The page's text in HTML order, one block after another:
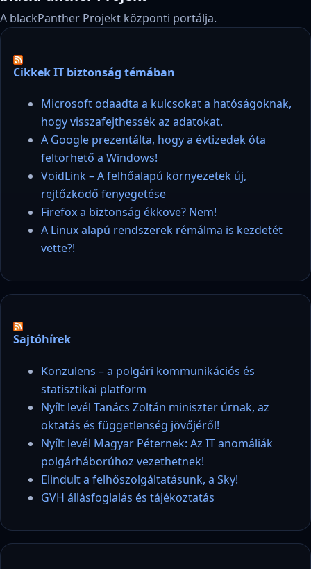
A blackPanther Projekt központi portálja.
Cikkek IT biztonság témában
Microsoft odaadta a kulcsokat a hatóságoknak,
hogy visszafejthessék az adatokat.
A Google prezentálta, hogy a évtizedek óta
feltörhető a Windows!
VoidLink – A felhőalapú környezetek új,
rejtőzködő fenyegetése
Firefox a biztonság ékköve? Nem!
A Linux alapú rendszerek rémálma is kezdetét
vette?!
Sajtóhírek
Konzulens – a polgári kommunikációs és
statisztikai platform
Nyílt levél Tanács Zoltán miniszter úrnak, az
oktatás és függetlenség jövőjéről!
Nyílt levél Magyar Péternek: Az IT anomáliák
polgárháborúhoz vezethetnek!
Elindult a felhőszolgáltatásunk, a Sky!
GVH állásfoglalás és tájékoztatás